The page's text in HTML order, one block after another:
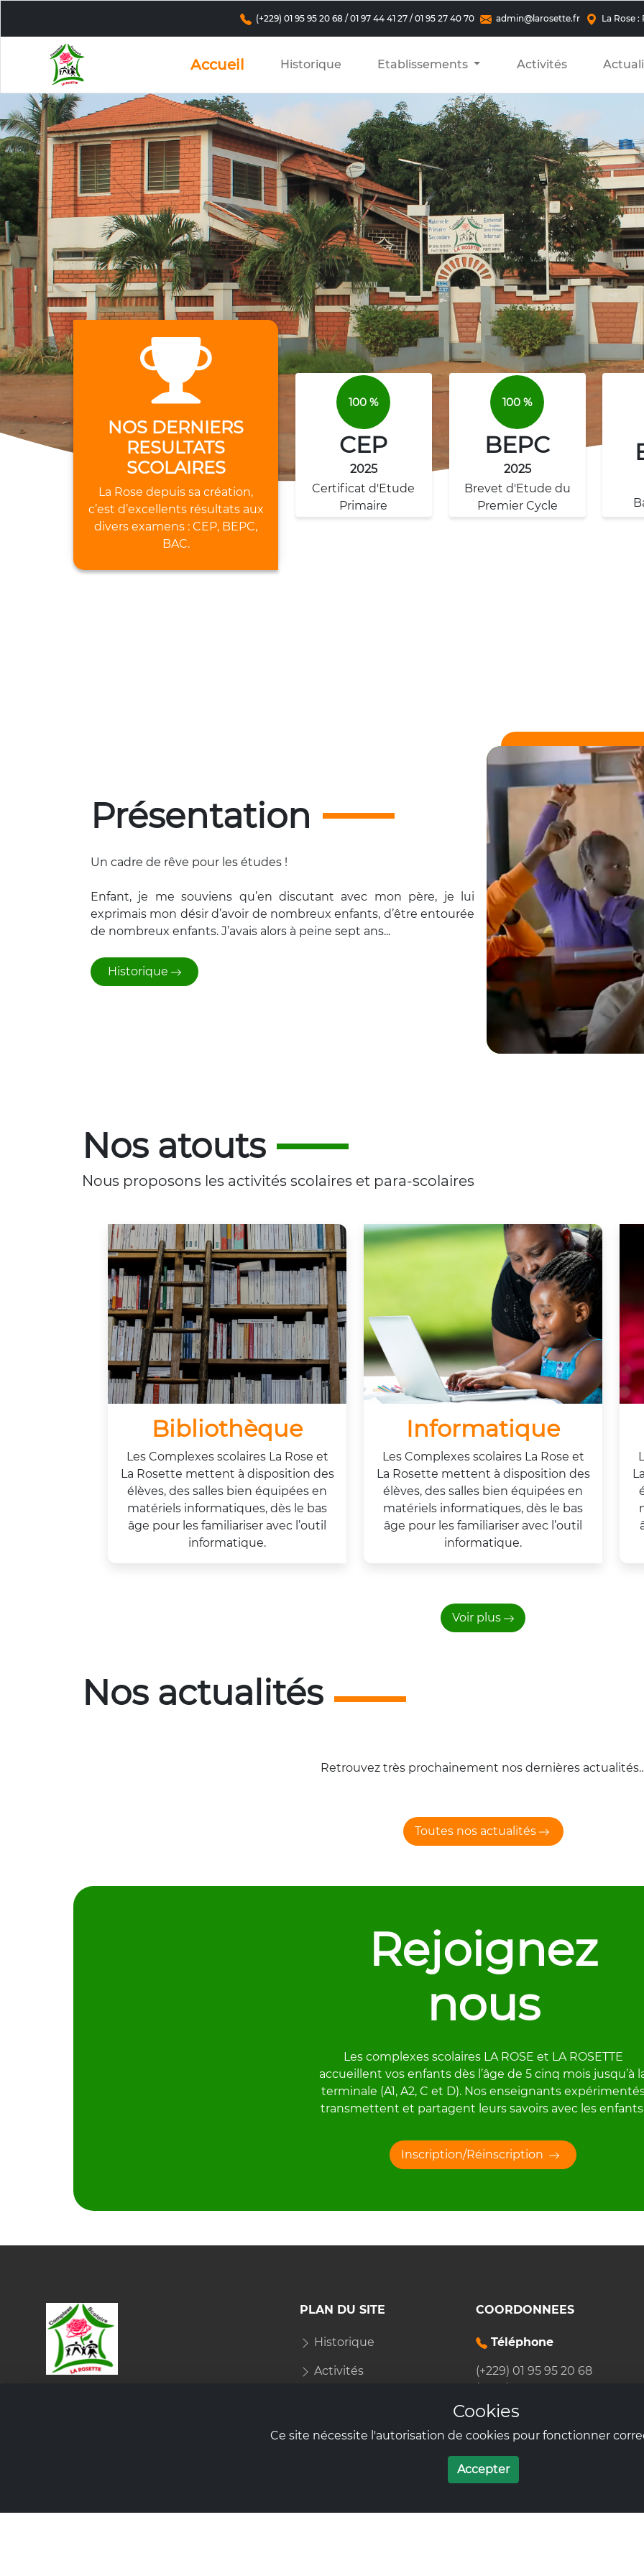
(+229) 01 95 95 20 68 / 01 97 44 41 27 / 01 95 27 40 70 admin@larosette.fr La Rose
Accueil Historique Etablissements Activités
NOS DERNIERS
RESULTATS
SCOLAIRES
La Rose depuis sa création,
c’est d’excellents résultats aux
divers examens : CEP, BEPC,
BAC.
100 %
CEP
2025
Certificat d'Etude
Primaire
100 %
BEPC
2025
Brevet d'Etude du
Premier Cycle
Présentation
Un cadre de rêve pour les études !
Enfant, je me souviens qu’en discutant avec mon père, je lui
exprimais mon désir d’avoir de nombreux enfants, d’être entourée
de nombreux enfants. J’avais alors à peine sept ans...
Historique
Nos atouts
Nous proposons les activités scolaires et para-scolaires
Bibliothèque
Les Complexes scolaires La Rose et
La Rosette mettent à disposition des
élèves, des salles bien équipées en
matériels informatiques, dès le bas
âge pour les familiariser avec l’outil
informatique.
Informatique
Les Complexes scolaires La Rose et
La Rosette mettent à disposition des
élèves, des salles bien équipées en
matériels informatiques, dès le bas
âge pour les familiariser avec l’outil
informatique.
Voir plus
Nos actualités
Retrouvez très prochainement nos dernières
Toutes nos actualités
Rejoignez
nous
Les complexes scolaires LA ROSE et LA ROSETTE
accueillent vos enfants dès l’âge de 5 cinq mois jusqu’à
terminale (A1, A2, C et D). Nos enseignants
transmettent et partagent leurs savoirs avec les
Inscription/Réinscription
PLAN DU SITE
Historique
Activités
La Rosette
COORDONNEES
Téléphone
(+229) 01 95 95 20 68
(+229) 01 95 27 40 70
Email
admin@larosette.fr
Cookies
Ce site nécessite l'autorisation de cookies pour fonctionner
Accepter